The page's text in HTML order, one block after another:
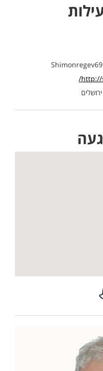
http://